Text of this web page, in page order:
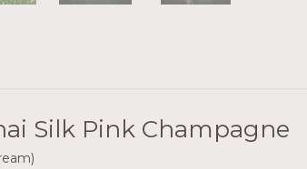
Silk Pink Champagne